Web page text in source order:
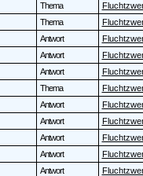
Thema
Thema
Antwort
Antwort
Antwort
Thema
Antwort
Antwort
Antwort
Antwort
Antwort